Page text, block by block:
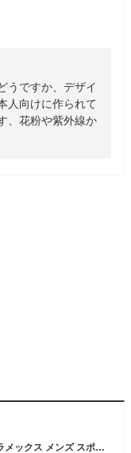
うですか、デザイ
人向けに作られて
、花粉や紫外線か
Pyramex サングラス エンデバー シルバー ピラメックス メンズ スポーツ 紫外線カット UVカット グラサン 運転 ドライブ バイク ツーリング 曇り止め 防雲 セーフティグラス セーフティーグラス 保護メガネ 保護眼鏡 保護めがね 安全メガネ 作業用メガネ